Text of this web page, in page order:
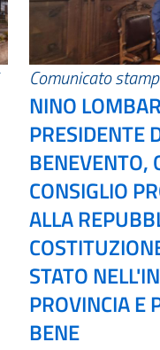
Comunicato
NINO
PRESIDENTE
BENEVENTO,
CONSIGLIO
ALLA
STATO
PROVINCIA E
BENE